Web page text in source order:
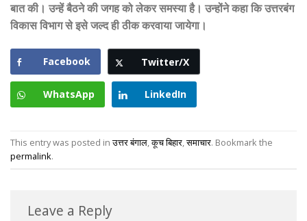
बात की। उन्हें बैठने की जगह को लेकर समस्या है। उन्होंने कहा कि उत्तरबंग
विकास विभाग से इसे जल्द ही ठीक करवाया जायेगा।
Facebook Twitter/X
WhatsApp LinkedIn
This entry was posted inउत्तर बंगाल,कूच बिहार,समाचार. Bookmark the
permalink.
Leave a Reply